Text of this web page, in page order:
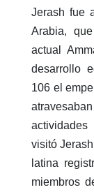
Jerash fue
Arabia,
actual
desarrollo
106 el
visitó
latina
miembros